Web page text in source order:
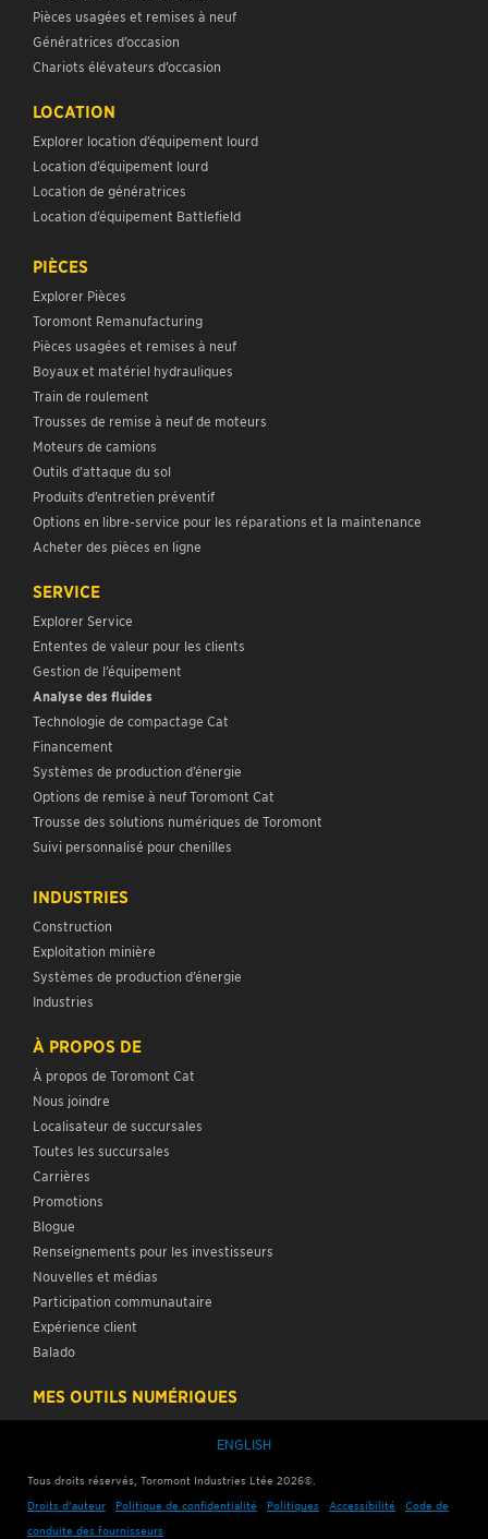
Pièces usagées et remises à neuf
Génératrices d’occasion
Chariots élévateurs d’occasion
LOCATION
Explorer location d’équipement lourd
Location d’équipement lourd
Location de génératrices
Location d’équipement Battlefield
PIÈCES
Explorer Pièces
Toromont Remanufacturing
Pièces usagées et remises à neuf
Boyaux et matériel hydrauliques
Train de roulement
Trousses de remise à neuf de moteurs
Moteurs de camions
Outils d’attaque du sol
Produits d’entretien préventif
Options en libre-service pour les réparations et la maintenance
Acheter des pièces en ligne
SERVICE
Explorer Service
Ententes de valeur pour les clients
Gestion de l’équipement
Analyse des fluides
Technologie de compactage Cat
Financement
Systèmes de production d’énergie
Options de remise à neuf Toromont Cat
Trousse des solutions numériques de Toromont
Suivi personnalisé pour chenilles
INDUSTRIES
Construction
Exploitation minière
Systèmes de production d’énergie
Industries
À PROPOS DE
À propos de Toromont Cat
Nous joindre
Localisateur de succursales
Toutes les succursales
Carrières
Promotions
Blogue
Renseignements pour les investisseurs
Nouvelles et médias
Participation communautaire
Expérience client
Balado
MES OUTILS NUMÉRIQUES
ENGLISH
Tous droits réservés, Toromont Industries Ltée 2026©.
Droits d’auteur
Politique de confidentialité Politiques Accessibilité
Code de
conduite des fournisseurs